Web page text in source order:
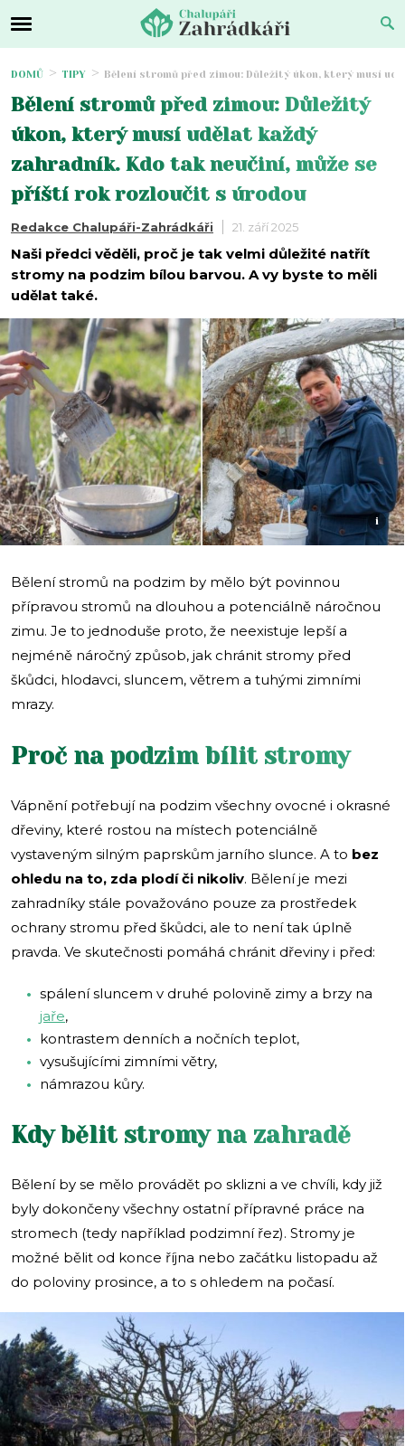
DOMŮ TIPY Bělení stromů před zimou: Důležitý úkon, který musí
Bělení stromů před zimou: Důležitý
úkon, který musí udělat každý
zahradník. Kdo tak neučiní, může se
příští rok rozloučit s úrodou
Redakce Chalupáři-Zahrádkáři 21. září 2025
Naši předci věděli, proč je tak velmi důležité natřít
stromy na podzim bílou barvou. A vy byste to měli
udělat také.
i
Bělení stromů na podzim by mělo být povinnou
přípravou stromů na dlouhou a potenciálně náročnou
zimu. Je to jednoduše proto, že neexistuje lepší a
nejméně náročný způsob, jak chránit stromy před
škůdci, hlodavci, sluncem, větrem a tuhými zimními
mrazy.
Proč na podzim bílit stromy
Vápnění potřebují na podzim všechny ovocné i okrasné
dřeviny, které rostou na místech potenciálně
vystaveným silným paprskům jarního slunce. A to bez
ohledu na to, zda plodí či nikoliv. Bělení je mezi
zahradníky stále považováno pouze za prostředek
ochrany stromu před škůdci, ale to není tak úplně
pravda. Ve skutečnosti pomáhá chránit dřeviny i před:
spálení sluncem v druhé polovině zimy a brzy na
jaře,
kontrastem denních a nočních teplot,
vysušujícími zimními větry,
námrazou kůry.
Kdy bělit stromy na zahradě
Bělení by se mělo provádět po sklizni a ve chvíli, kdy již
byly dokončeny všechny ostatní přípravné práce na
stromech (tedy například podzimní řez). Stromy je
možné bělit od konce října nebo začátku listopadu až
do poloviny prosince, a to s ohledem na počasí.